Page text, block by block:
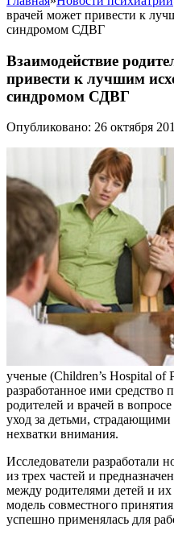
врачей может привести к
синдромом СДВГ
Взаимодействие
привести к лучшим
синдромом СДВГ
Опубликовано: 26 октября
ученые (Children’s Hospital of
разработанное ими средство
родителей и врачей в
уход за детьми,
нехватки внимания.
Исследователи разработали
из трех частей и
между родителями детей и
модель совместного
успешно применялась для